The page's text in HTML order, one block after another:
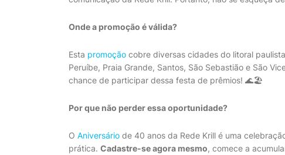
Onde a promoção é válida?
Esta promoção cobre diversas cidades do litoral
Peruíbe, Praia Grande, Santos, São Sebastião e São
chance de participar dessa festa de prêmios! 🌊🏖️
Por que não perder essa oportunidade?
O Aniversário de 40 anos da Rede Krill é uma
prática. Cadastre-se agora mesmo, comece a